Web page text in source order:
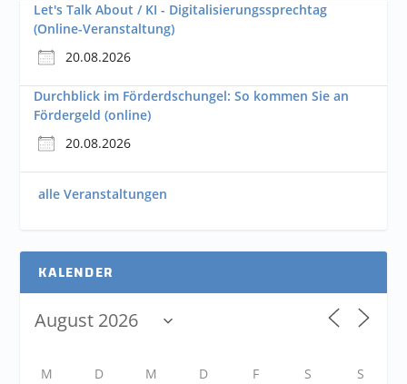
Let's Talk About / KI - Digitalisierungssprechtag
(Online-Veranstaltung)
20.08.2026
Durchblick im Förderdschungel: So kommen Sie an
Fördergeld (online)
20.08.2026
alle Veranstaltungen
KALENDER
M D M D F S S